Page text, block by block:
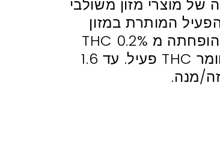
מוצרי מזון משולבי
המותרת במזון
המשווק ישירות לציבור, הופחתה מ 0.2% THC
פעיל, ל 0.0032% של חומר THC פעיל. עד 1.6
מנה.